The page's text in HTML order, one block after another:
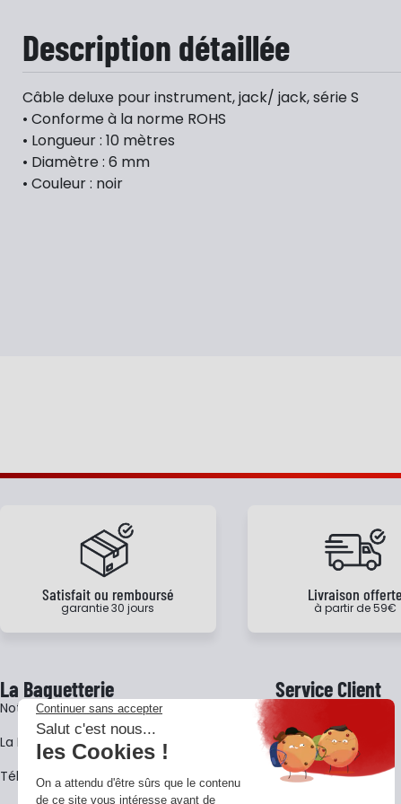
Description détaillée
Câble deluxe pour instrument, jack/ jack, série S
• Conforme à la norme ROHS
• Longueur : 10 mètres
• Diamètre : 6 mm
• Couleur : noir
Satisfait ou remboursé
garantie 30 jours
Livraison offerte
à partir de 59€
La Baguetterie
Notre histoire
La BagShow
​Télécharger le catalogue
Service Client
Garantie 3 ans
CGV